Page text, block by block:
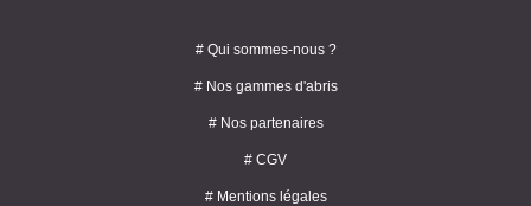
# Qui sommes-nous ?
# Nos gammes d'abris
# Nos partenaires
# CGV
# Mentions légales